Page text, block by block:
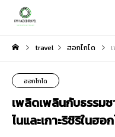
travel ฮอกไกโด เ
ฮอกไกโด
เพลิดเพลินกับธรรม
ไนและเกาะริชิริในฮอ